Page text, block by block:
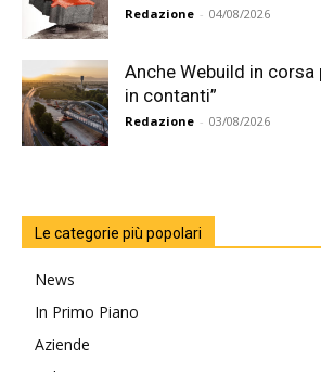
Redazione - 04/08/2026
Anche Webuild in corsa
in contanti”
Redazione - 03/08/2026
Le categorie più popolari
News
In Primo Piano
Aziende